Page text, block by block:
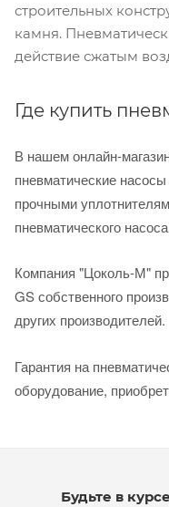
строительных
камня.
действие сжатым
Где купить
В нашем онлайн-
пневматические
прочными
пневматического
Компания "Цоколь-М"
GS собственного
других производителей.
Гарантия на
оборудование,
Будьте в